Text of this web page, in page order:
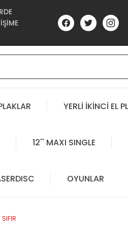
YERLİ İKİNCİ EL
12'' MAXI SINGLE
OYUNLAR